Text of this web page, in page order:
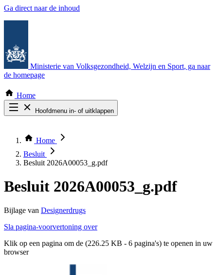
Ga direct naar de inhoud
Ministerie van Volksgezondheid, Welzijn en Sport, ga naar
de homepage
Home
Hoofdmenu in- of uitklappen
Thema COVID-19
Bekijk per bestuursorgaan
Home
Besluit
Besluit 2026A00053_g.pdf
Besluit 2026A00053_g.pdf
Bijlage van Designerdrugs
Sla pagina-voorvertoning over
Klik op een pagina om de (226.25 KB - 6 pagina's) te openen in uw
browser